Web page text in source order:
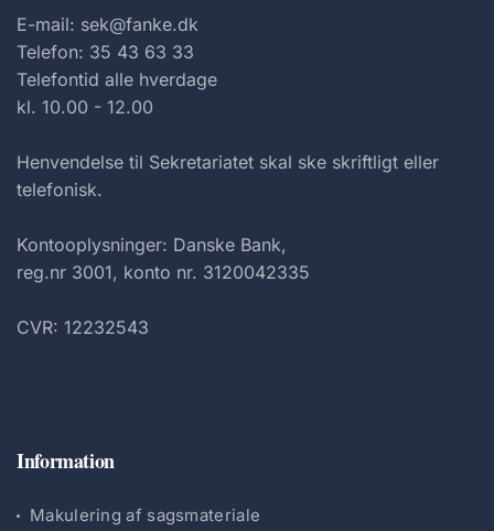
E-mail: sek@fanke.dk
Telefon: 35 43 63 33
Telefontid alle hverdage
kl. 10.00 - 12.00
Henvendelse til Sekretariatet skal ske skriftligt eller
telefonisk.
Kontooplysninger: Danske Bank,
reg.nr 3001, konto nr. 3120042335
CVR: 12232543
Information
Makulering af sagsmateriale